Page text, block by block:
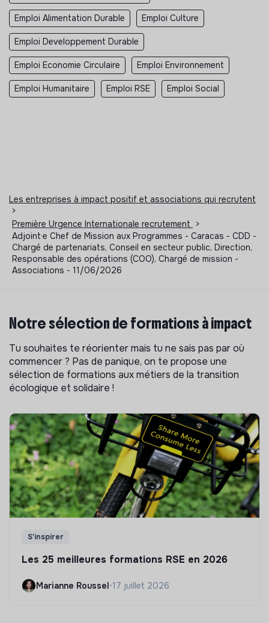
Emploi Alimentation Durable Emploi Culture
Emploi Developpement Durable
Emploi Economie Circulaire Emploi Environnement
Emploi Humanitaire Emploi RSE Emploi Social
Les entreprises à impact positif et associations qui recrutent
>
Première Urgence Internationale recrutement
>
Adjoint·e Chef de Mission aux Programmes - Caracas - CDD -
Chargé de partenariats, Conseil en secteur public, Direction,
Responsable des opérations (COO), Chargé de mission -
Associations - 11/06/2026
Notre sélection de formations à impact
Tu souhaites te réorienter mais tu ne sais pas par où
commencer ? Pas de panique, on te propose une
sélection de formations aux métiers de la transition
écologique et solidaire !
S'inspirer
Les 25 meilleures formations RSE en 2026
Marianne Roussel•17 juillet 2026